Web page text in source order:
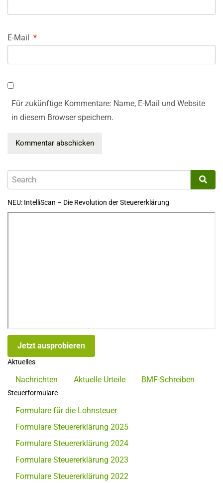
E-Mail *
Für zukünftige Kommentare: Name, E-Mail und Website
in diesem Browser speichern.
NEU: IntelliScan – Die Revolution der Steuererklärung
Jetzt ausprobieren
Aktuelles
Nachrichten Aktuelle Urteile BMF-Schreiben
Steuerformulare
Formulare für die Lohnsteuer
Formulare Steuererklärung 2025
Formulare Steuererklärung 2024
Formulare Steuererklärung 2023
Formulare Steuererklärung 2022